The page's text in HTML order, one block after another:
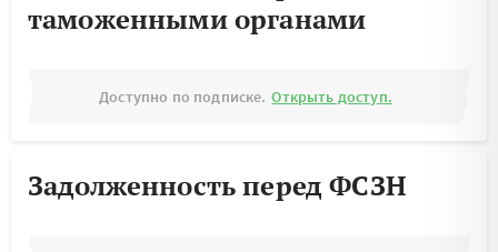
таможенными органами
Доступно по подписке. Открыть доступ.
Задолженность перед ФСЗН